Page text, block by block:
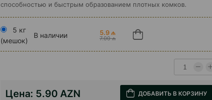
способностью и быстрым образованием плотных комков.
5 кг
(мешок)
В наличии 5.9 ₼
7.00 ₼
Цена: 5.90 AZN ДОБАВИТЬ В КОРЗИНУ